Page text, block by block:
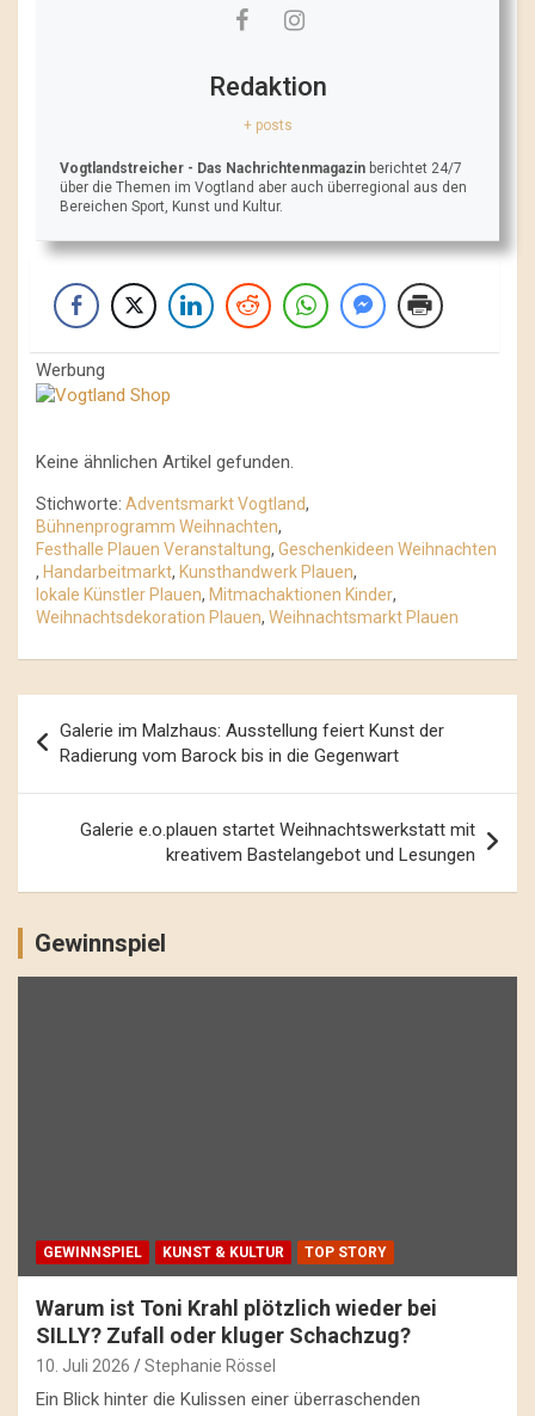
Redaktion
+ posts
Vogtlandstreicher - Das Nachrichtenmagazin berichtet 24/7
über die Themen im Vogtland aber auch überregional aus den
Bereichen Sport, Kunst und Kultur.
Werbung
Keine ähnlichen Artikel gefunden.
Stichworte: Adventsmarkt Vogtland,
Bühnenprogramm Weihnachten,
Festhalle Plauen Veranstaltung, Geschenkideen Weihnachten
, Handarbeitmarkt, Kunsthandwerk Plauen,
lokale Künstler Plauen, Mitmachaktionen Kinder,
Weihnachtsdekoration Plauen, Weihnachtsmarkt Plauen
Navigation
Galerie im Malzhaus: Ausstellung feiert Kunst der
Radierung vom Barock bis in die Gegenwart
Galerie e.o.plauen startet Weihnachtswerkstatt mit
kreativem Bastelangebot und Lesungen
Gewinnspiel
GEWINNSPIEL KUNST & KULTUR TOP STORY
Warum ist Toni Krahl plötzlich wieder bei
SILLY? Zufall oder kluger Schachzug?
10. Juli 2026 Stephanie Rössel
Ein Blick hinter die Kulissen einer überraschenden